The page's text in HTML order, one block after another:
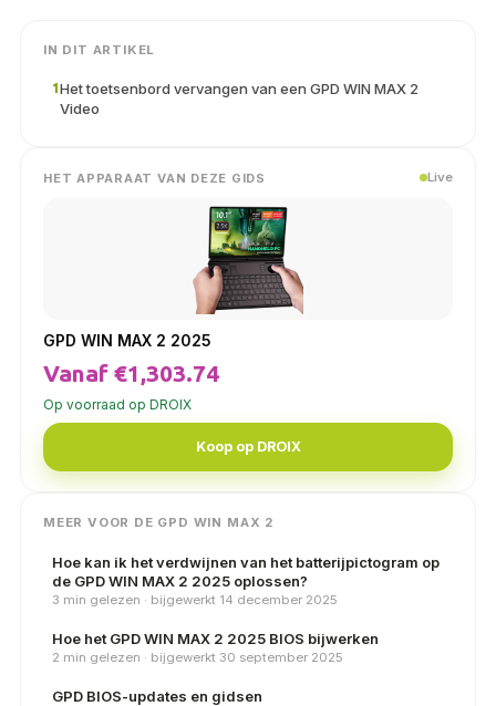
IN DIT ARTIKEL
1Het toetsenbord vervangen van een GPD WIN MAX 2
Video
HET APPARAAT VAN DEZE GIDS Live
GPD WIN MAX 2 2025
Vanaf €1,303.74
Op voorraad op DROIX
Koop op DROIX
MEER VOOR DE GPD WIN MAX 2
Hoe kan ik het verdwijnen van het batterijpictogram op
de GPD WIN MAX 2 2025 oplossen?
3 min gelezen · bijgewerkt 14 december 2025
Hoe het GPD WIN MAX 2 2025 BIOS bijwerken
2 min gelezen · bijgewerkt 30 september 2025
GPD BIOS-updates en gidsen